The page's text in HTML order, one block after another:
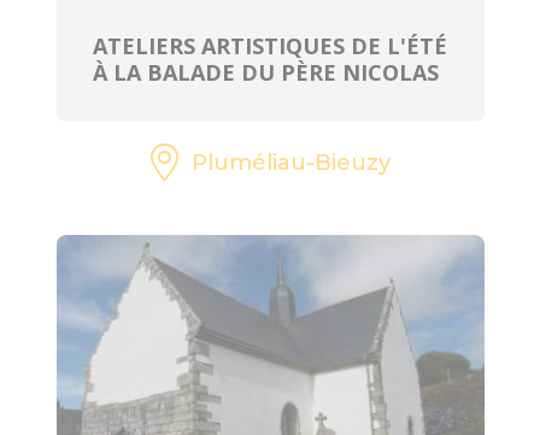
ATELIERS ARTISTIQUES DE L'ÉTÉ
À LA BALADE DU PÈRE NICOLAS
Pluméliau-Bieuzy